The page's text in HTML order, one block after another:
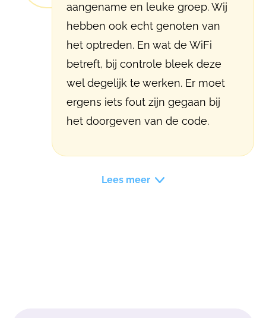
aangename en leuke groep. Wij
hebben ook echt genoten van
het optreden. En wat de WiFi
betreft, bij controle bleek deze
wel degelijk te werken. Er moet
ergens iets fout zijn gegaan bij
het doorgeven van de code.
Lees meer